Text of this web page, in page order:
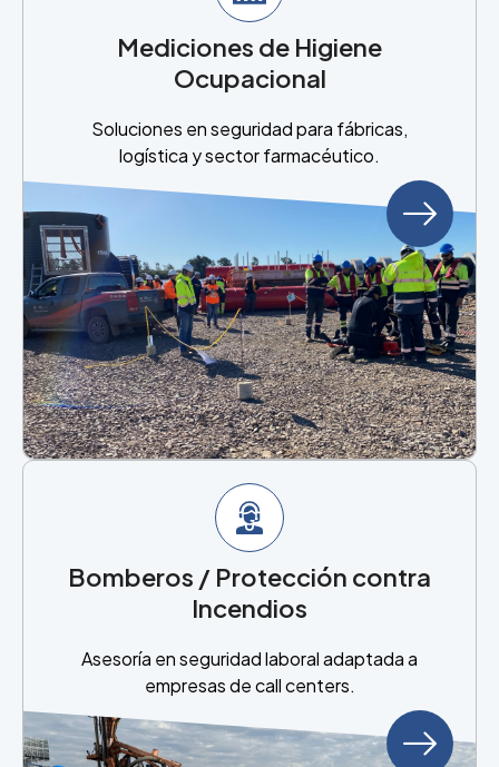
Mediciones de Higiene
Ocupacional
Soluciones en seguridad para fábricas,
logística y sector farmacéutico.
Bomberos / Protección contra
Incendios
Asesoría en seguridad laboral adaptada a
empresas de call centers.